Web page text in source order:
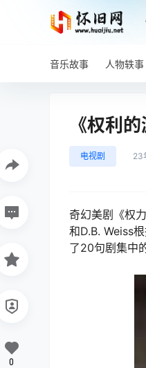
音乐故事 人物轶事
《权利
电视剧 23
奇幻美剧《权
和D.B. Weiss
了20句剧集中
0